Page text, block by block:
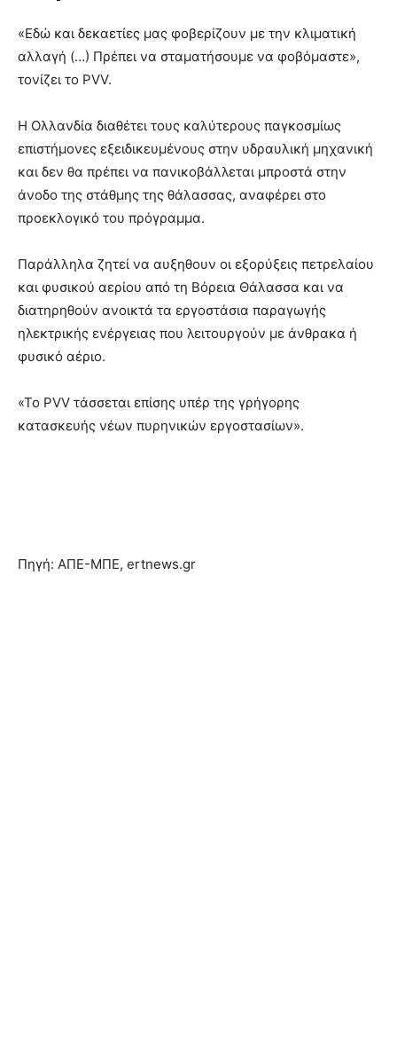
«Εδώ και δεκαετίες μας φοβερίζουν με την κλιματική
αλλαγή (…) Πρέπει να σταματήσουμε να φοβόμαστε»,
τονίζει το PVV.
Η Ολλανδία διαθέτει τους καλύτερους παγκοσμίως
επιστήμονες εξειδικευμένους στην υδραυλική μηχανική
και δεν θα πρέπει να πανικοβάλλεται μπροστά στην
άνοδο της στάθμης της θάλασσας, αναφέρει στο
προεκλογικό του πρόγραμμα.
Παράλληλα ζητεί να αυξηθουν οι εξορύξεις πετρελαίου
και φυσικού αερίου από τη Βόρεια Θάλασσα και να
διατηρηθούν ανοικτά τα εργοστάσια παραγωγής
ηλεκτρικής ενέργειας που λειτουργούν με άνθρακα ή
φυσικό αέριο.
«Το PVV τάσσεται επίσης υπέρ της γρήγορης
κατασκευής νέων πυρηνικών εργοστασίων».
Πηγή: ΑΠΕ-ΜΠΕ, ertnews.gr